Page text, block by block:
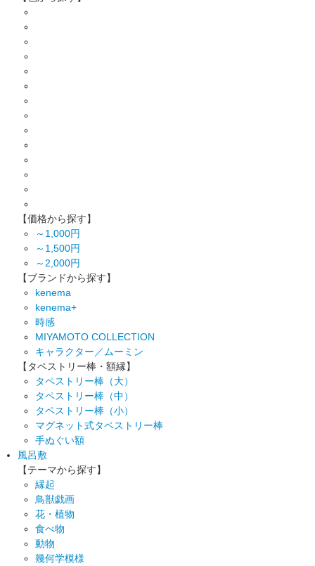
【価格から探す】
～1,000円
～1,500円
～2,000円
【ブランドから探す】
kenema
kenema+
時感
MIYAMOTO COLLECTION
キャラクター／ムーミン
【タペストリー棒・額縁】
タペストリー棒（大）
タペストリー棒（中）
タペストリー棒（小）
マグネット式タペストリー棒
手ぬぐい額
風呂敷
【テーマから探す】
縁起
鳥獣戯画
花・植物
食べ物
動物
幾何学模様